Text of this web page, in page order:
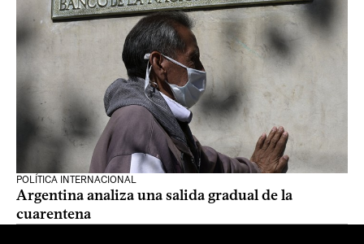
POLÍTICA INTERNACIONAL
Argentina analiza una salida gradual de la
cuarentena